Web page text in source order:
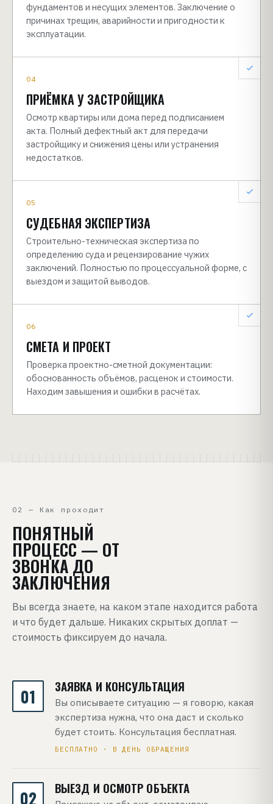
фундаментов и несущих элементов. Заключение о
причинах трещин, аварийности и пригодности к
эксплуатации.
04
ПРИЁМКА У ЗАСТРОЙЩИКА
Осмотр квартиры или дома перед подписанием
акта. Полный дефектный акт для передачи
застройщику и снижения цены или устранения
недостатков.
05
СУДЕБНАЯ ЭКСПЕРТИЗА
Строительно-техническая экспертиза по
определению суда и рецензирование чужих
заключений. Полностью по процессуальной форме, с
выездом и защитой выводов.
06
СМЕТА И ПРОЕКТ
Проверка проектно-сметной документации:
обоснованность объёмов, расценок и стоимости.
Находим завышения и ошибки в расчётах.
02 — Как проходит
ПОНЯТНЫЙ
ПРОЦЕСС — ОТ
ЗВОНКА ДО
ЗАКЛЮЧЕНИЯ
Вы всегда знаете, на каком этапе находится работа
и что будет дальше. Никаких скрытых доплат —
стоимость фиксируем до начала.
01 ЗАЯВКА И КОНСУЛЬТАЦИЯ
Вы описываете ситуацию — я говорю, какая
экспертиза нужна, что она даст и сколько
будет стоить. Консультация бесплатная.
БЕСПЛАТНО · В ДЕНЬ ОБРАЩЕНИЯ
02 ВЫЕЗД И ОСМОТР ОБЪЕКТА